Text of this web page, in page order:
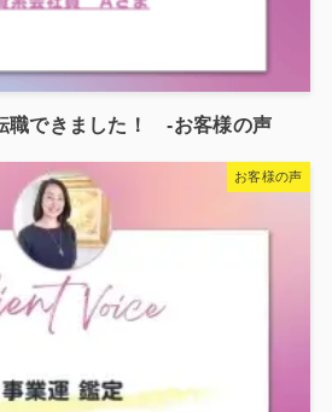
職できました！ -お客様の声
お客様の声